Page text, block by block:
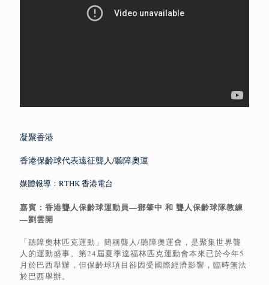
凝聚香港
香港保齡球代表遠征聾人/聽障奧運
媒體報導：RTHK 香港電台
嘉賓：香港聾人保齡球運動員—鄧肇中 和 聾人保齡球隊教練
—劉雲開
「聽障奧林匹克運動」簡稱聾人/聽障奧運會，是聚集世界聾
人的運動盛事。第24屆夏季達福林匹克運動會本來已於今年5
月於巴西舉辦，但保齡球項目卻因受國際經濟影響，臨時無法
於巴西舉辦。